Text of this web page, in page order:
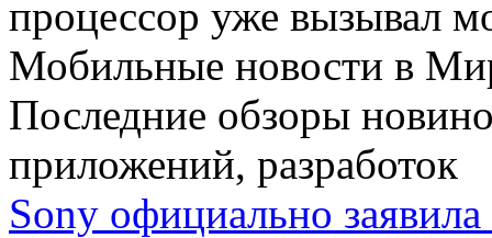
процессор уже вызывал
Мобильные новости в
Последние обзоры
приложений, разработок
Sony официально